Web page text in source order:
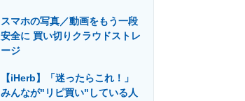
建設×テクノロジーの最前線
スマホの写真／動画をもう一段
安全に 買い切りクラウドストレ
ージ
【iHerb】「迷ったらこれ！」
みんなが"リピ買い"している人